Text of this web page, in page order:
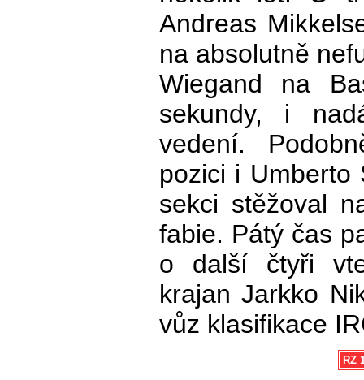
Andreas
na absolutně
Wiegand na
sekundy, i
vedení.
pozici i Umberto
sekci stěžoval
fabie. Pátý čas
o další čtyři
krajan Jarkko
vůz klasifikace
RZ